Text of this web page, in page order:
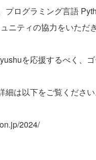
プログラミング言語
ニティの協力をいただ
を応援するべく、
は以下をご覧ください
2024/